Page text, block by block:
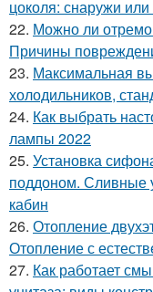
цоколя: снаружи или
22. Можно ли
Причины
23. Максимальная
холодильников,
24. Как выбрать
лампы 2022
25. Установка
поддоном. Сливные
кабин
26. Отопление
Отопление с
27. Как работает